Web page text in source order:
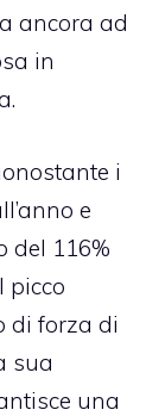
ancora ad
in
i
e
del 116%
picco
di forza di
sua
una